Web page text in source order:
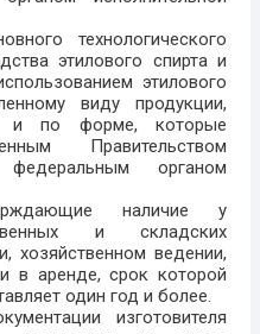
технологического
этилового спирта и
этилового
виду продукции,
и по форме, которые
Правительством
органом
наличие у
и складских
хозяйственном ведении,
в аренде, срок которой
один год и более.
изготовителя